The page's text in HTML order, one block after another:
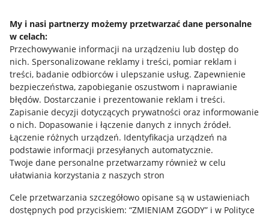
My i nasi partnerzy możemy przetwarzać dane personalne
w celach:
Przechowywanie informacji na urządzeniu lub dostęp do
nich. Spersonalizowane reklamy i treści, pomiar reklam i
treści, badanie odbiorców i ulepszanie usług. Zapewnienie
bezpieczeństwa, zapobieganie oszustwom i naprawianie
błędów. Dostarczanie i prezentowanie reklam i treści.
Zapisanie decyzji dotyczących prywatności oraz informowanie
o nich. Dopasowanie i łączenie danych z innych źródeł.
Łączenie różnych urządzeń. Identyfikacja urządzeń na
podstawie informacji przesyłanych automatycznie.
Twoje dane personalne przetwarzamy również w celu
ułatwiania korzystania z naszych stron
Cele przetwarzania szczegółowo opisane są w ustawieniach
dostępnych pod przyciskiem: “ZMIENIAM ZGODY” i w Polityce
Allegro Gadane dla sprzedających
Allegro Gadane dla kupujących
Mapa miejscowości
Informacje prawne
Regulamin
Polityka plików "cookies"
Ustawienia plików "cookies"
Udostępnianie lokalizacji